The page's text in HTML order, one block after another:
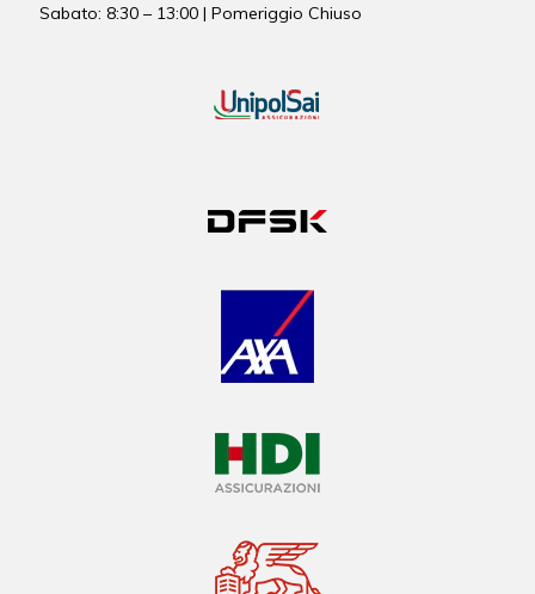
Sabato: 8:30 – 13:00 | Pomeriggio Chiuso